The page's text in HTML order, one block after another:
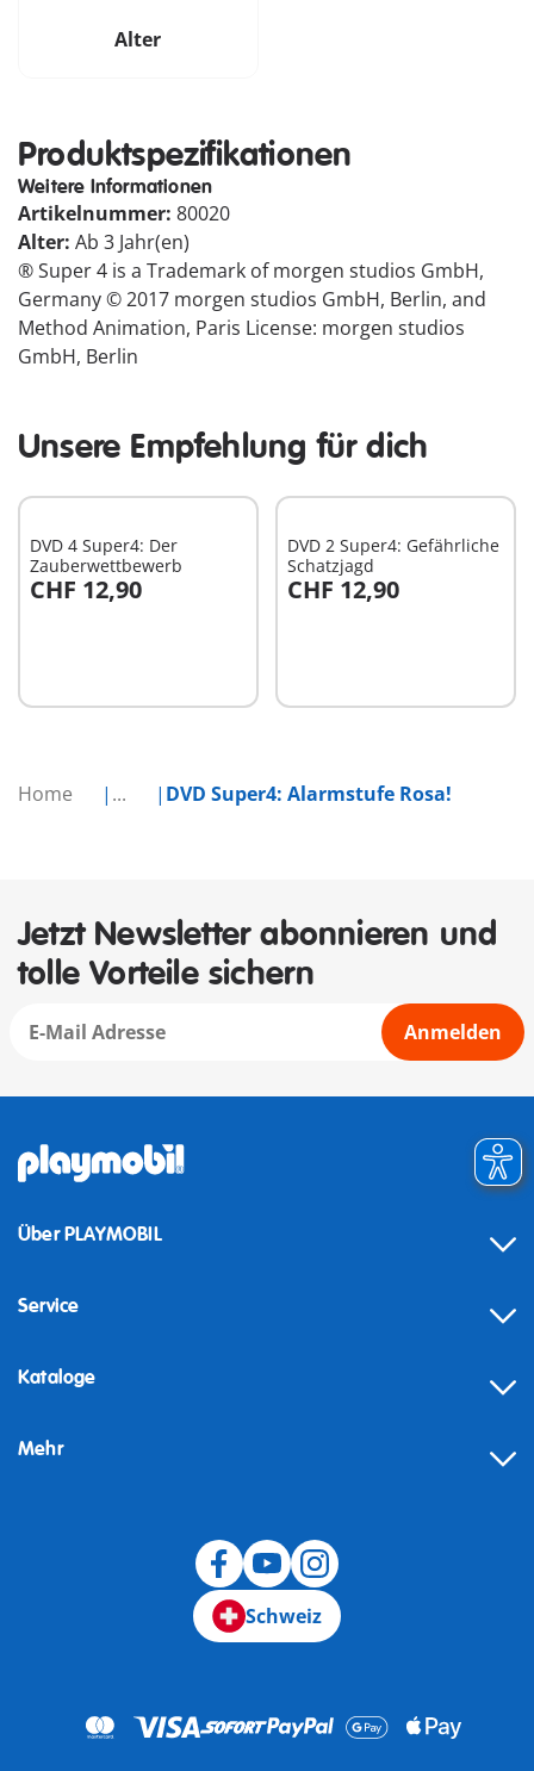
Home ... DVD Super4: Alarmstufe Rosa!
Alter
Produktspezifikationen
Weitere Informationen
Artikelnummer: 80020
Alter: Ab 3 Jahr(en)
® Super 4 is a Trademark of morgen studios GmbH,
Germany © 2017 morgen studios GmbH, Berlin, and
Method Animation, Paris License: morgen studios
GmbH, Berlin
Unsere Empfehlung für dich
DVD 4 Super4: Der
Zauberwettbewerb
CHF 12,90
In den Warenkorb
DVD 2 Super4: Gefährliche
Schatzjagd
CHF 12,90
In den Warenkorb
Jetzt Newsletter abonnieren und
tolle Vorteile sichern
Anmelden
Über PLAYMOBIL
Service
Kataloge
Mehr
Schweiz